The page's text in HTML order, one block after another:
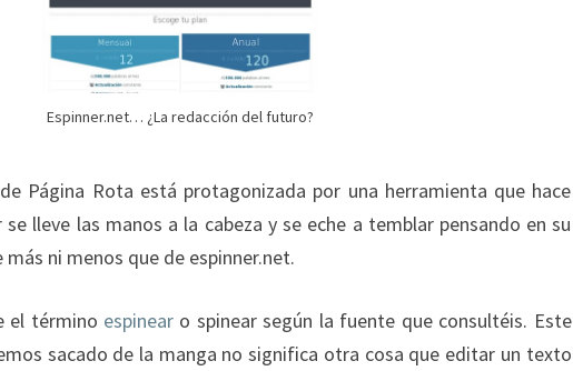
:
E
F
D
E
R
E
Espinner.net… ¿La redacción del futuro?
Página Rota está protagonizada por una herramienta que hace
lleve las manos a la cabeza y se eche a temblar pensando en su
ni menos que de espinner.net.
el término espinear o spinear según la fuente que consultéis. Este
sacado de la manga no significa otra cosa que editar un texto